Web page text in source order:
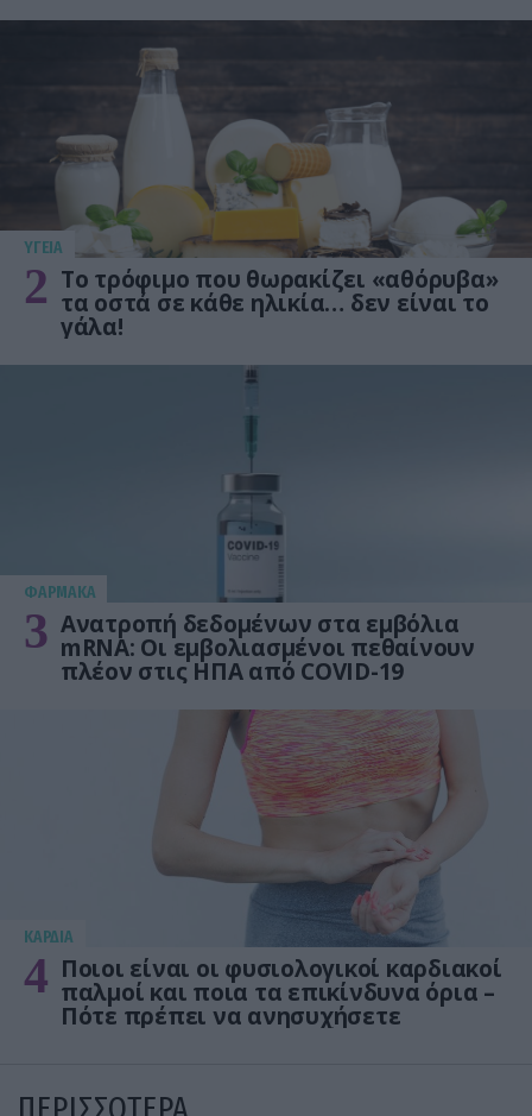
ΥΓΕΙΑ
2 Το τρόφιμο που θωρακίζει «αθόρυβα»
τα οστά σε κάθε ηλικία… δεν είναι το
γάλα!
ΦΑΡΜΑΚΑ
3 Ανατροπή δεδομένων στα εμβόλια
mRNA: Οι εμβολιασμένοι πεθαίνουν
πλέον στις ΗΠΑ από COVID-19
KΑΡΔΙΑ
4 Ποιοι είναι οι φυσιολογικοί καρδιακοί
παλμοί και ποια τα επικίνδυνα όρια –
Πότε πρέπει να ανησυχήσετε